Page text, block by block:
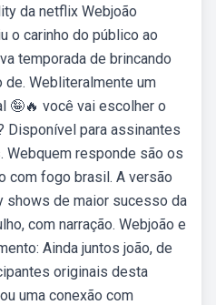
da netflix Webjoão
o carinho do público ao
temporada de brincando
Webliteralmente um
🤪🔥 você vai escolher o
Disponível para assinantes
responde são os
com fogo brasil. A versão
shows de maior sucesso da
com narração. Webjoão e
Ainda juntos joão, de
originais desta
uma conexão com